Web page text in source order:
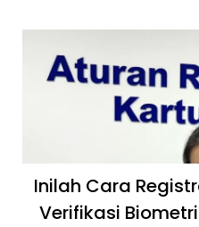
Inilah Cara
Verifikasi